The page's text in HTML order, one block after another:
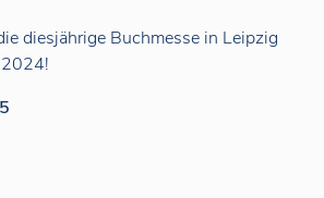
diesjährige Buchmesse in Leipzig